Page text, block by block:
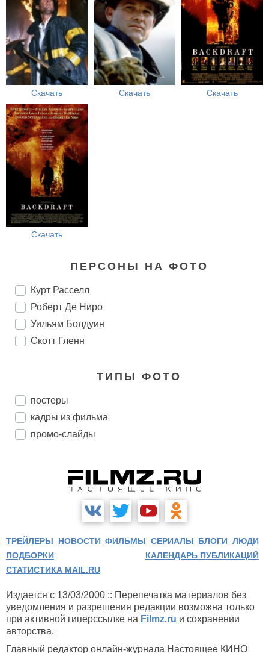
Скачать Скачать Скачать
Скачать
ПЕРСОНЫ НА ФОТО
Курт Расселл
Роберт Де Ниро
Уильям Болдуин
Скотт Гленн
ТИПЫ ФОТО
постеры
кадры из фильма
промо-слайды
ТРЕЙЛЕРЫ НОВОСТИ ФИЛЬМЫ СЕРИАЛЫ БЛОГИ ЛЮДИ
ПОДБОРКИ
КАЛЕНДАРЬ ПУБЛИКАЦИЙ
СТАТИСТИКА MAIL.RU
Издается с 13/03/2000 :: Перепечатка материалов без
уведомления и разрешения редакции возможна только
при активной гиперссылке на Filmz.ru и сохранении
авторства.
Главный редактор онлайн-журнала Настоящее КИНО